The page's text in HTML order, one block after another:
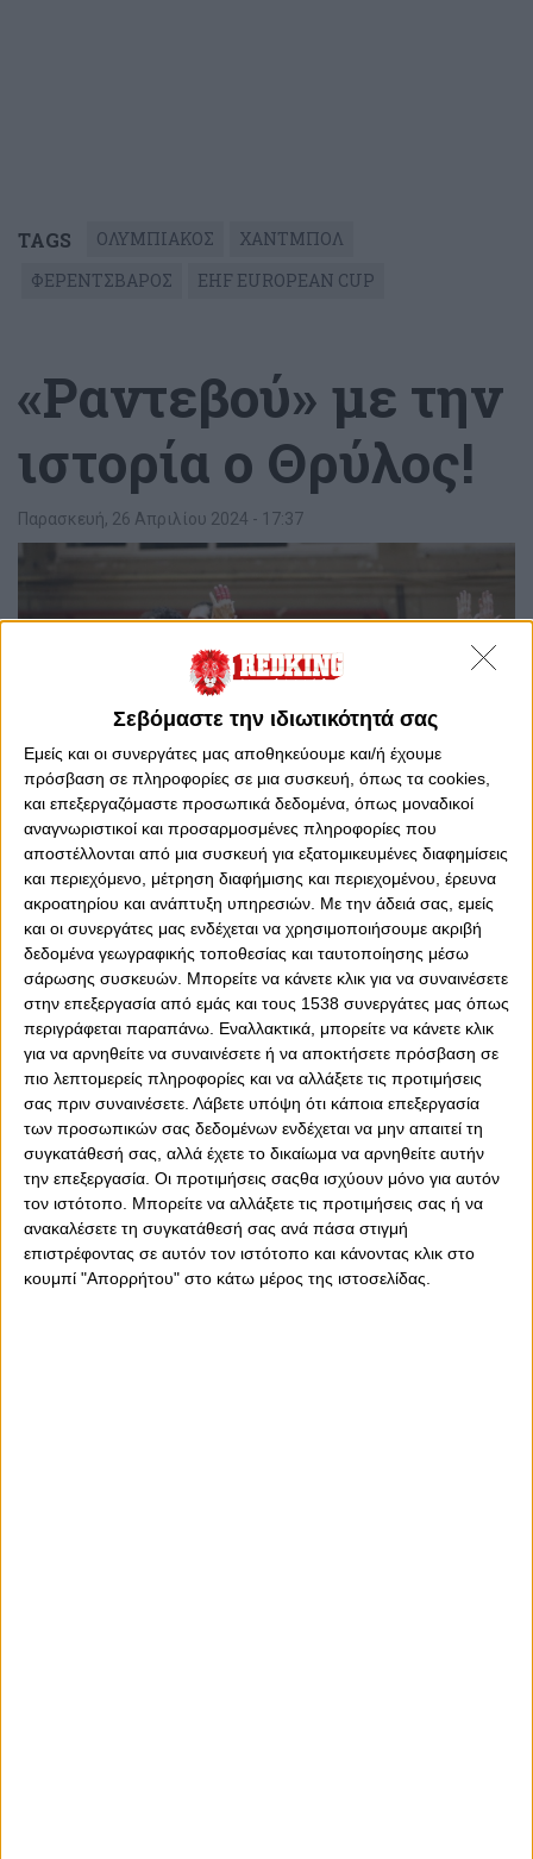
Σεβόμαστε την ιδιωτικότητά σας
Εμείς και οι συνεργάτες μας αποθηκεύουμε και/ή έχουμε
πρόσβαση σε πληροφορίες σε μια συσκευή, όπως τα cookies,
και επεξεργαζόμαστε προσωπικά δεδομένα, όπως μοναδικοί
αναγνωριστικοί και προσαρμοσμένες πληροφορίες που
αποστέλλονται από μια συσκευή για εξατομικευμένες διαφημίσεις
και περιεχόμενο, μέτρηση διαφήμισης και περιεχομένου, έρευνα
ακροατηρίου και ανάπτυξη υπηρεσιών. Με την άδειά σας, εμείς
και οι συνεργάτες μας ενδέχεται να χρησιμοποιήσουμε ακριβή
δεδομένα γεωγραφικής τοποθεσίας και ταυτοποίησης μέσω
σάρωσης συσκευών. Μπορείτε να κάνετε κλικ για να συναινέσετε
στην επεξεργασία από εμάς και τους 1538 συνεργάτες μας όπως
περιγράφεται παραπάνω. Εναλλακτικά, μπορείτε να κάνετε κλικ
για να αρνηθείτε να συναινέσετε ή να αποκτήσετε πρόσβαση σε
πιο λεπτομερείς πληροφορίες και να αλλάξετε τις προτιμήσεις
σας πριν συναινέσετε. Λάβετε υπόψη ότι κάποια επεξεργασία
των προσωπικών σας δεδομένων ενδέχεται να μην απαιτεί τη
συγκατάθεσή σας, αλλά έχετε το δικαίωμα να αρνηθείτε αυτήν
την επεξεργασία. Οι προτιμήσεις σαςθα ισχύουν μόνο για αυτόν
τον ιστότοπο. Μπορείτε να αλλάξετε τις προτιμήσεις σας ή να
ανακαλέσετε τη συγκατάθεσή σας ανά πάσα στιγμή
επιστρέφοντας σε αυτόν τον ιστότοπο και κάνοντας κλικ στο
κουμπί "Απορρήτου" στο κάτω μέρος της ιστοσελίδας.
TAGS ΟΛΥΜΠΙΑΚΟΣ
ΧΑΝΤΜΠΟΛ
ΦΕΡΕΝΤΣΒΑΡΟΣ
EHF EUROPEAN CUP
«Ραντεβού» με την
ιστορία ο Θρύλος!
Παρασκευή, 26 Απριλίου 2024 - 17:37
0 0
«Ραντεβού» με την ιστορία έχει, το Σάββατο (27/4), η
ομάδα χάντμπολ του Ολυμπιακού/Ομίλου Ξυνή, η οποία
βρίσκεται στους «4» της Ευρώπης. Στις 16:30 (OSFPTV),
ο Θρύλος δίνει το πιο σημαντικό ματς του (έως τώρα)
στη σεζόν, καθώς αντιμετωπίζει την Φερεντσβάρος, την
οποία υποδέχεται στο κλειστό της Ηλιούπολης, για τον
δεύτερο ημιτελικό του EHF European Cup, με στόχο την
ιστορική πρόκριση στον τελικό. Μετά την ισοπαλία (28-
28) στην πρώτη ημιτελική «μάχη» της διοργάνωσης στη
Βουδαπέστη, οι «ερυθρόλευκοι» του Ζέλικο Μπάμπιτς
δίνουν την κρίσιμη ρεβάνς στην έδρα τους, όπου με
«σύμμαχο» τον κόσμο τους, θέλουν να γράψουν ιστορία,
εξασφαλίζοντας το εισιτήριο για τον ευρωπαϊκό τελικό.
ΕνημερωθείτεΕΔΩ
για τα εισιτήρια!